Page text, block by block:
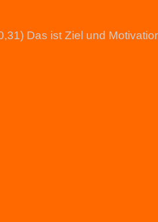
Das ist Ziel und